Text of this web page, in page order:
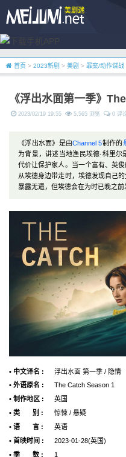
首页 > 2023新剧 > 美剧 > 罪案/动作谍战
《浮出水面第一季》
2023/02/19 19:55 5,565 浏览 0 评
《浮出水面》是由Channel 5制作的
为背景，讲述当地渔民埃德·科里
代价让保护家人。当一个富有、英
从埃德身边带走时，埃德发现自己
暴露无遗，但埃德会在为时已晚之前
• 中文译名 :
浮出水面 第一季 / 隐情
• 外语原名 :
The Catch Season 1
• 制作地区 :
英国
• 类 别 :
惊悚 / 悬疑
• 语 言 :
英语
• 首映时间 :
2023-01-28(英国)
• 季 数 :
1